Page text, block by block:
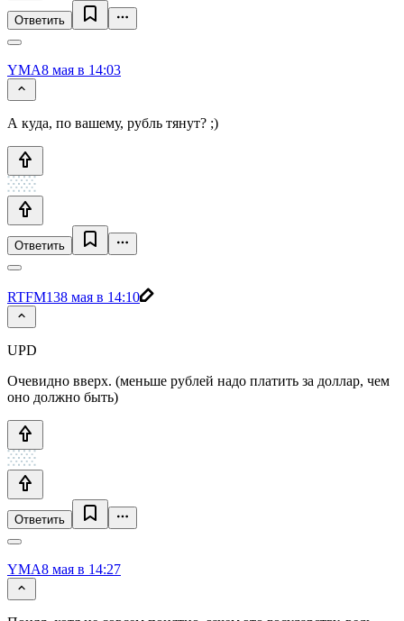
Ответить
YMA8 мая в 14:03
А куда, по вашему, рубль тянут? ;)
Ответить
RTFM138 мая в 14:10
UPD
Очевидно вверх. (меньше рублей надо платить за доллар, чем
оно должно быть)
Ответить
YMA8 мая в 14:27